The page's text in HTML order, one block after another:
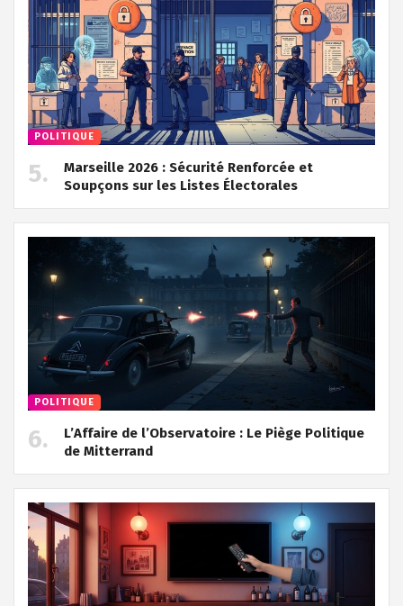
POLITIQUE
Marseille 2026 : Sécurité Renforcée et
Soupçons sur les Listes Électorales
POLITIQUE
L’Affaire de l’Observatoire : Le Piège Politique
de Mitterrand